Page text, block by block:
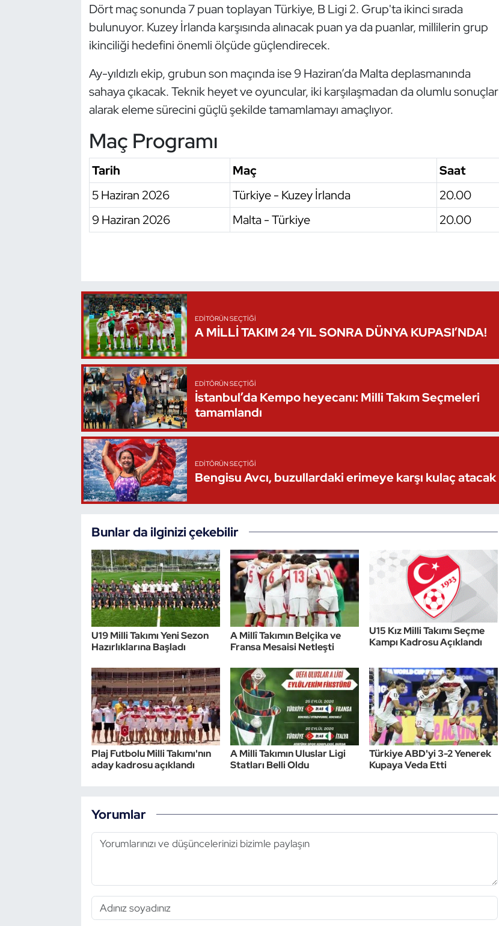
Dört maç sonunda 7 puan toplayan Türkiye, B Ligi 2. Grup'ta ikinci sırada
bulunuyor. Kuzey İrlanda karşısında alınacak puan ya da puanlar, millilerin grup
ikinciliği hedefini önemli ölçüde güçlendirecek.
Ay-yıldızlı ekip, grubun son maçında ise 9 Haziran’da Malta deplasmanında
sahaya çıkacak. Teknik heyet ve oyuncular, iki karşılaşmadan da olumlu sonuçlar
alarak eleme sürecini güçlü şekilde tamamlamayı amaçlıyor.
Maç Programı
Tarih Maç
Saat
5 Haziran 2026
Türkiye - Kuzey İrlanda
20.00
9 Haziran 2026
Malta - Türkiye 20.00
EDITÖRÜN SEÇTIĞI
A MİLLİ TAKIM 24 YIL SONRA DÜNYA KUPASI’NDA!
EDITÖRÜN SEÇTIĞI
İstanbul’da Kempo heyecanı: Milli Takım Seçmeleri
tamamlandı
EDITÖRÜN SEÇTIĞI
Bengisu Avcı, buzullardaki erimeye karşı kulaç atacak
Bunlar da ilginizi çekebilir
U19 Milli Takımı Yeni Sezon
Hazırlıklarına Başladı
A Millî Takımın Belçika ve
Fransa Mesaisi Netleşti
U15 Kız Milli Takımı Seçme
Kampı Kadrosu Açıklandı
Plaj Futbolu Milli Takımı'nın
aday kadrosu açıklandı
A Milli Takımın Uluslar Ligi
Statları Belli Oldu
Türkiye ABD'yi 3-2 Yenerek
Kupaya Veda Etti
Yorumlar
Motor Sporları
Özel Sporcular
Sualtı Sporları
Vücut Geliştirme Fitness
Wushu Kungfu